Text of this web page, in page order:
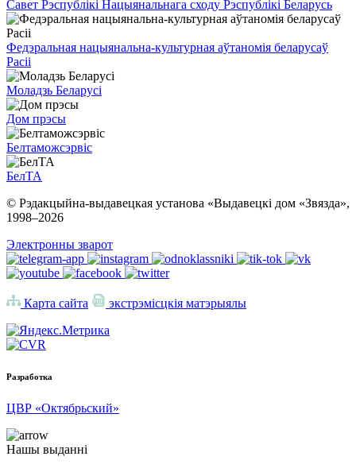
Савет Рэспублікі Нацыянальнага сходу Рэспублікі Беларусь
Федэральная нацыянальна-культурная аўтаномія беларусаў
Расіі
Моладзь Беларусі
Дом прэсы
Белтаможсэрвіс
БелТА
© Рэдакцыйна-выдавецкая установа «Выдавецкі дом «Звязда»,
1998–2026
Электронны зварот
Карта сайта экстрэмісцкія матэрыялы
Разработка
ЦВР «Октябрьский»
Нашы выданні